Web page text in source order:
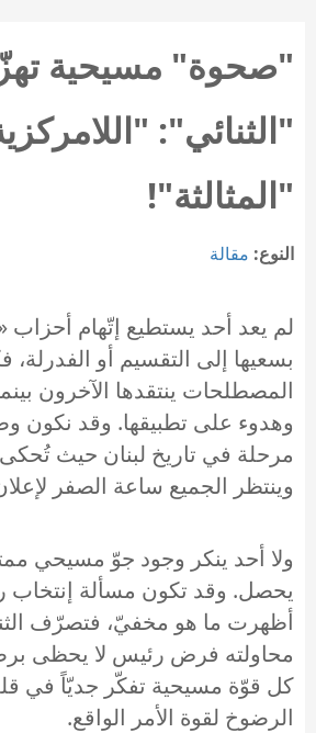
"صحوة" مسيحية
"الثنائي":
"المثالثة"!
النوع: مقالة
لم يعد أحد يستطيع إتّهام أحزاب
بسعيها إلى التقسيم أو
المصطلحات ينتقدها الآخرون
وهدوء على تطبيقها. وقد نكون
مرحلة في تاريخ لبنان حيث تُحكى
وينتظر الجميع ساعة الصفر
ولا أحد ينكر وجود جوّ مسيحي
يحصل. وقد تكون مسألة إنتخاب
أظهرت ما هو مخفيّ، فتصرّف
محاولته فرض رئيس لا يحظى
كل قوّة مسيحية تفكّر جديّاً في
الرضوخ لقوة الأمر الواقع.